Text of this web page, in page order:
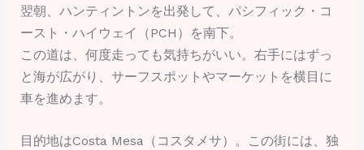
翌朝、ハンティントンを出発して、パシフィック・コ
ースト・ハイウェイ（PCH）を南下。
この道は、何度走っても気持ちがいい。右手にはずっ
と海が広がり、サーフスポットやマーケットを横目に
車を進めます。
目的地はCosta Mesa（コスタメサ）。この街には、独